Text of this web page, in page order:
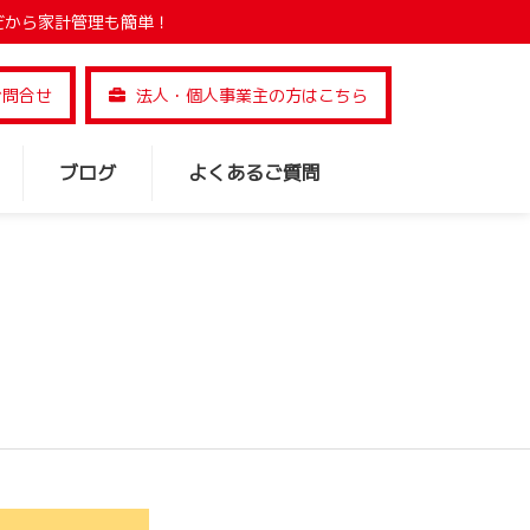
ら家計管理も簡単！
合せ 法人・個人事業主の方はこちら
ブログ よくあるご質問